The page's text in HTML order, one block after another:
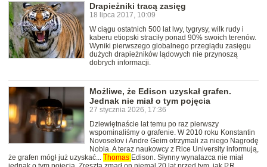
Drapieżniki tracą zasięg
18 lipca 2017, 10:09
W ciągu ostatnich 500 lat lwy, tygrysy, wilk rudy i
kaberu etiopski straciły ponad 90% swoich terenów.
Wyniki pierwszego globalnego przeglądu zasięgu
dużych drapieżników lądowych nie przynoszą
dobrych informacji.
Możliwe, że Edison uzyskał grafen.
Jednak nie miał o tym pojęcia
27 stycznia 2026, 17:36
Dziewiętnaście lat temu po raz pierwszy
wspominaliśmy o grafenie. W 2010 roku Konstantin
Novoselov i Andre Geim otrzymali za niego Nagrodę
Nobla. A teraz naukowcy z Rice University informują,
że grafen mógł już uzyskać... Thomas Edison. Słynny wynalazca nie miał